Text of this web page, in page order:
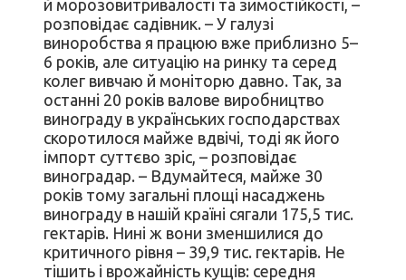
й морозовитривалості та зимостійкості, –
розповідає садівник. – У галузі
виноробства я працюю вже приблизно 5–
6 років, але ситуацію на ринку та серед
колег вивчаю й моніторю давно. Так, за
останні 20 років валове виробництво
винограду в українських господарствах
скоротилося майже вдвічі, тоді як його
імпорт суттєво зріс, – розповідає
виноградар. – Вдумайтеся, майже 30
років тому загальні площі насаджень
винограду в нашій країні сягали 175,5 тис.
гектарів. Нині ж вони зменшилися до
критичного рівня – 39,9 тис. гектарів. Не
тішить і врожайність кущів: середня